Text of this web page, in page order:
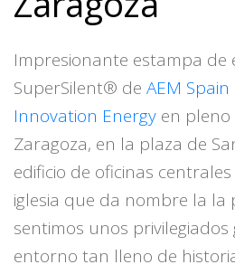
Impresionante estampa de
SuperSilent® de AEM
Innovation Energy en
Zaragoza, en la plaza de
edificio de oficinas
iglesia que da nombre la la
sentimos unos
entorno tan lleno de